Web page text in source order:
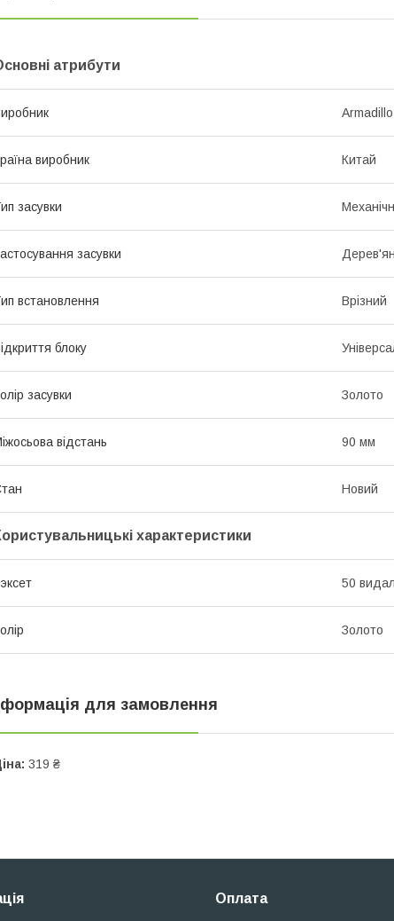
атрибути
Armadillo
виробник Китай
засувки
засувки
встановлення Врізний
блоку
засувки Золото
відстань 90 мм
Новий
характеристики
50
Золото
для замовлення
319 ₴
Оплата